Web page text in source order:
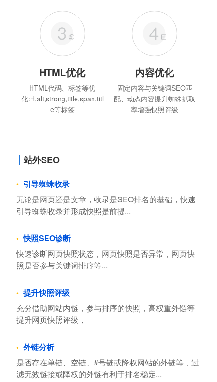
HTML优化
HTML代码、标签等优
化:H,alt,strong,title,span,titl
e等标签
内容优化
固定内容与关键词SEO匹
配、动态内容提升蜘蛛抓取
率增强快照评级
站外SEO
引导蜘蛛收录
无论是网页还是文章，收录是SEO排名的基础，快速
引导蜘蛛收录并形成快照是前提...
快照SEO诊断
快速诊断网页快照状态，网页快照是否异常，网页快
照是否参与关键词排序等...
提升快照评级
充分借助网站内链，参与排序的快照，高权重外链等
提升网页快照评级，
外链分析
是否存在单链、空链、#号链或降权网站的外链等，过
滤无效链接或降权的外链有利于排名稳定...